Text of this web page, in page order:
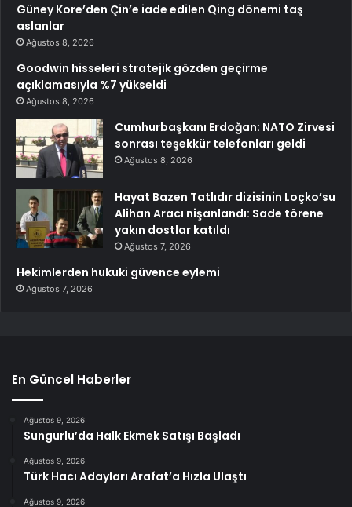
Güney Kore’den Çin’e iade edilen Qing dönemi taş
aslanlar
Ağustos 8, 2026
Goodwin hisseleri stratejik gözden geçirme
açıklamasıyla %7 yükseldi
Ağustos 8, 2026
Cumhurbaşkanı Erdoğan: NATO Zirvesi
sonrası teşekkür telefonları geldi
Ağustos 8, 2026
Hayat Bazen Tatlıdır dizisinin Loçko’su
Alihan Aracı nişanlandı: Sade törene
yakın dostlar katıldı
Ağustos 7, 2026
Hekimlerden hukuki güvence eylemi
Ağustos 7, 2026
En Güncel Haberler
Ağustos 9, 2026
Sungurlu’da Halk Ekmek Satışı Başladı
Ağustos 9, 2026
Türk Hacı Adayları Arafat’a Hızla Ulaştı
Ağustos 9, 2026